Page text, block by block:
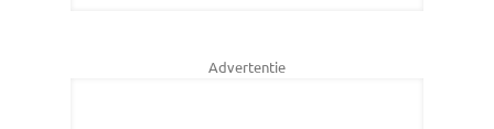
Advertentie